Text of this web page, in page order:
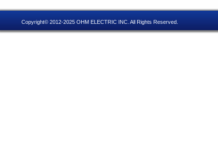
Copyright© 2012-2025 OHM ELECTRIC INC. All Rights Reserved.